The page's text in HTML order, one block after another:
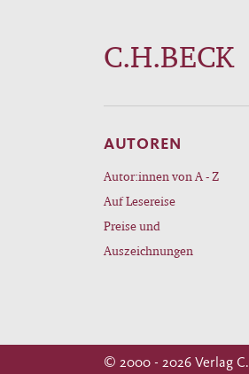
C.H.BECK
AUTOREN
Autor:innen von A - Z
Auf Lesereise
Preise und
Auszeichnungen
© 2000 - 2026 Verlag